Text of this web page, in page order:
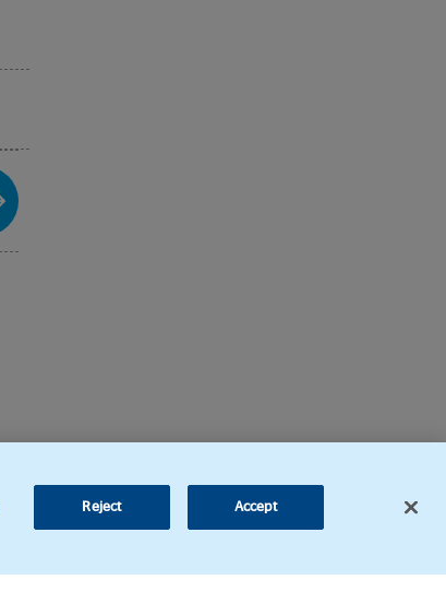
Reject Accept